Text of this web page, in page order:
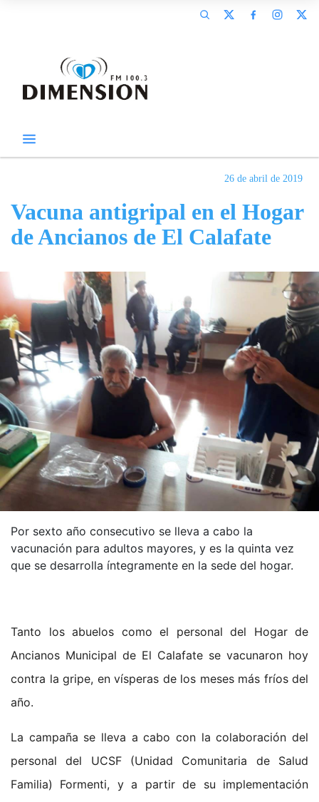
26 de abril de 2019
Vacuna antigripal en el Hogar
de Ancianos de El Calafate
Por sexto año consecutivo se lleva a cabo la
vacunación para adultos mayores, y es la quinta vez
que se desarrolla íntegramente en la sede del hogar.
Tanto los abuelos como el personal del Hogar de
Ancianos Municipal de El Calafate se vacunaron hoy
contra la gripe, en vísperas de los meses más fríos del
año.
La campaña se lleva a cabo con la colaboración del
personal del UCSF (Unidad Comunitaria de Salud
Familia) Formenti, y a partir de su implementación